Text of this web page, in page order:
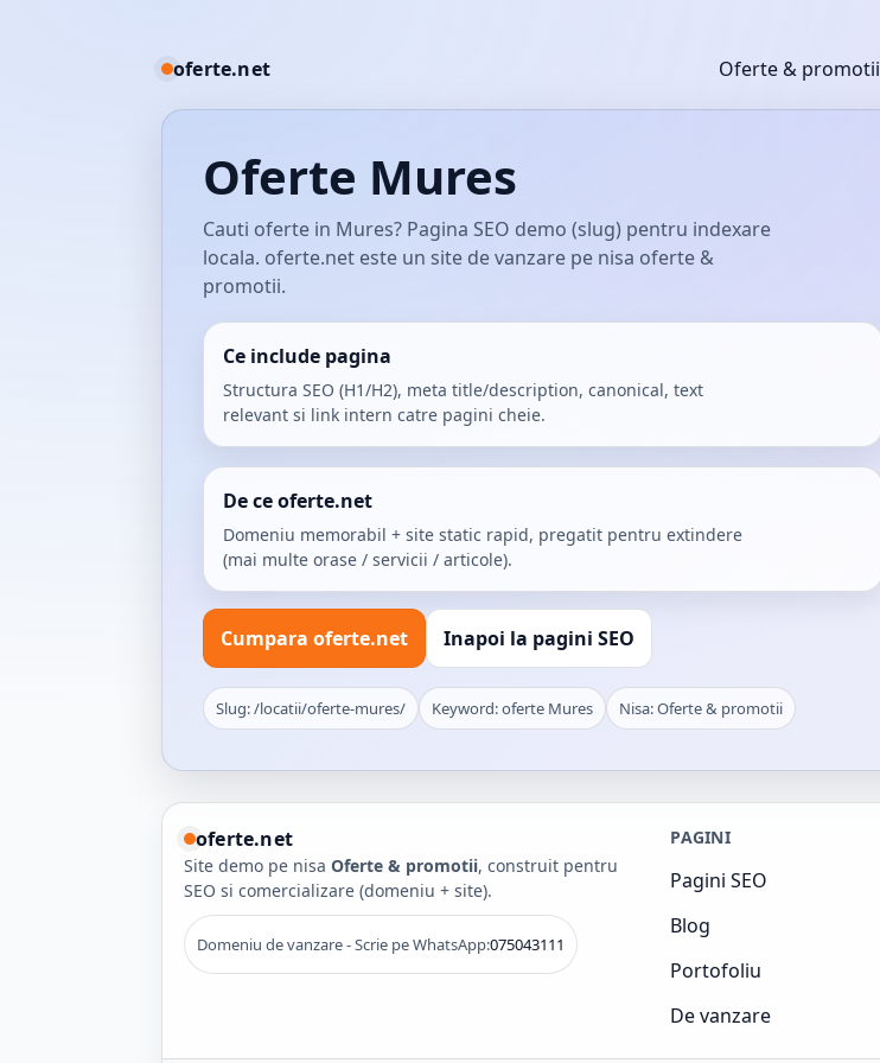
oferte.net Oferte & promotii
Oferte Mures
Cauti oferte in Mures? Pagina SEO demo (slug) pentru indexare
locala. oferte.net este un site de vanzare pe nisa oferte &
promotii.
Ce include pagina
Structura SEO (H1/H2), meta title/description, canonical, text
relevant si link intern catre pagini cheie.
De ce oferte.net
Domeniu memorabil + site static rapid, pregatit pentru extindere
(mai multe orase / servicii / articole).
Cumpara oferte.net Inapoi la pagini SEO
Slug: /locatii/oferte-mures/ Keyword: oferte Mures Nisa: Oferte & promotii
oferte.net
Site demo pe nisa Oferte & promotii, construit pentru
SEO si comercializare (domeniu + site).
Domeniu de vanzare - Scrie pe WhatsApp:075043111
PAGINI
Pagini SEO
Blog
Portofoliu
De vanzare